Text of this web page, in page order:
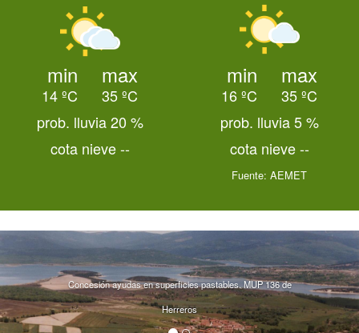
min
14 ºC
max
35 ºC
prob. lluvia 20 %
cota nieve --
min
16 ºC
max
35 ºC
prob. lluvia 5 %
cota nieve --
Fuente: AEMET
Concesión ayudas en superficies pastables. MUP 136 de
Herreros